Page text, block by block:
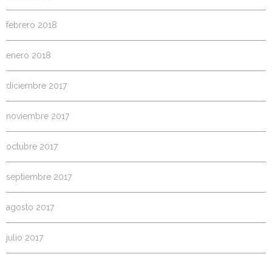
febrero 2018
enero 2018
diciembre 2017
noviembre 2017
octubre 2017
septiembre 2017
agosto 2017
julio 2017